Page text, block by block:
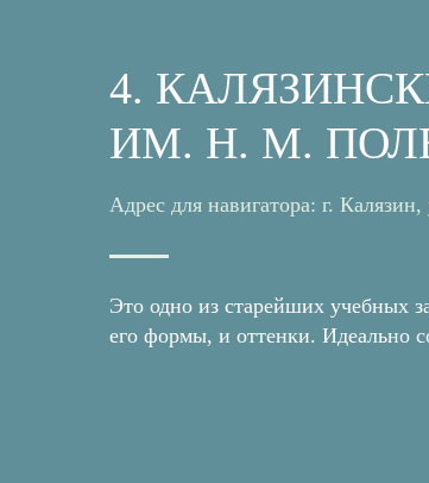
4.
ИМ. Н. М.
Адрес для навигатора: г.
Это одно из старейших учебных
его формы, и оттенки. Идеально